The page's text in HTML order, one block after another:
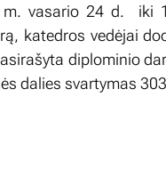
m. vasario 24 d. iki
katedros vedėjai
diplominio
dalies svartymas